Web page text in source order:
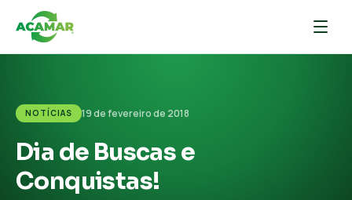
NOTÍCIAS 19 de fevereiro de 2018
Dia de Buscas e
Conquistas!